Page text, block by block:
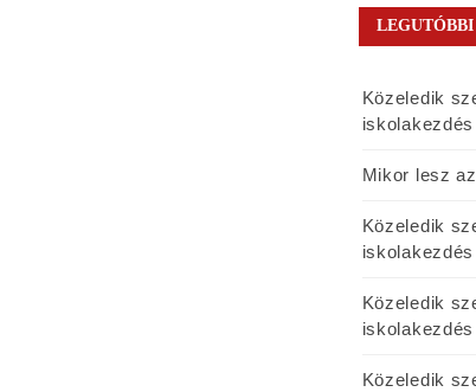
Közeledik
Mikor lesz
Közeledik
Közeledik
Közeledik